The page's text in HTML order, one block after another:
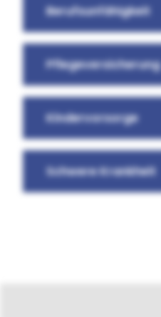
Berufsunfähigkeit
Pflegeversicherung
Kindervorsorge
Schwere Krankheit